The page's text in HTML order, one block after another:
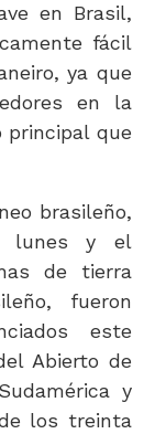
en Brasil,
fácil
ya que
en la
principal que
brasileño,
lunes y el
de tierra
fueron
este
Abierto de
y
los treinta